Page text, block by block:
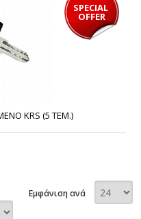
SPECIAL
OFFER
KRS (5 ΤΕΜ.)
Εμφάνιση ανά